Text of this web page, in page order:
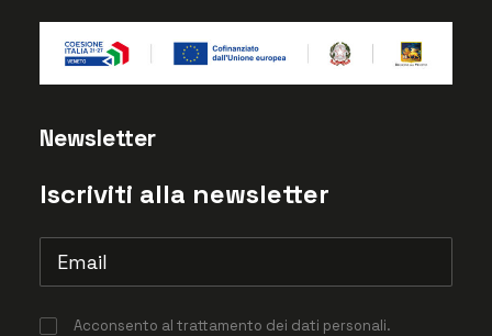
Newsletter
Iscriviti alla newsletter
Acconsento al trattamento dei dati personali.